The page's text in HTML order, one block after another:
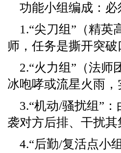
功能小组编成：必
1.“尖刀组”（精英
师，任务是撕开突
2.“火力组”（法师
冰咆哮或流星火雨，
3.“机动/骚扰组”
袭对方后排、干扰
4.“后勤/复活点小